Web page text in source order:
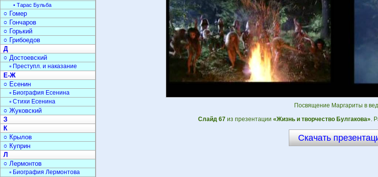
Посвящение Маргариты в
Слайд 67 из презентации «Жизнь и творчество Булгакова».
Скачать
• Тарас Бульба
○ Гомер
○ Гончаров
○ Горький
○ Грибоедов
Д
○ Достоевский
▫ Преступл. и наказание
Е-Ж
○ Есенин
▫ Биография Есенина
▫ Стихи Есенина
○ Жуковский
З
К
○ Крылов
○ Куприн
Л
○ Лермонтов
▫ Биография Лермонтова